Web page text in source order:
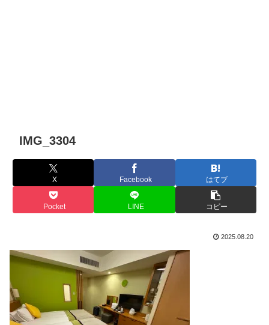
IMG_3304
X Facebook はてブ
Pocket LINE コピー
2025.08.20